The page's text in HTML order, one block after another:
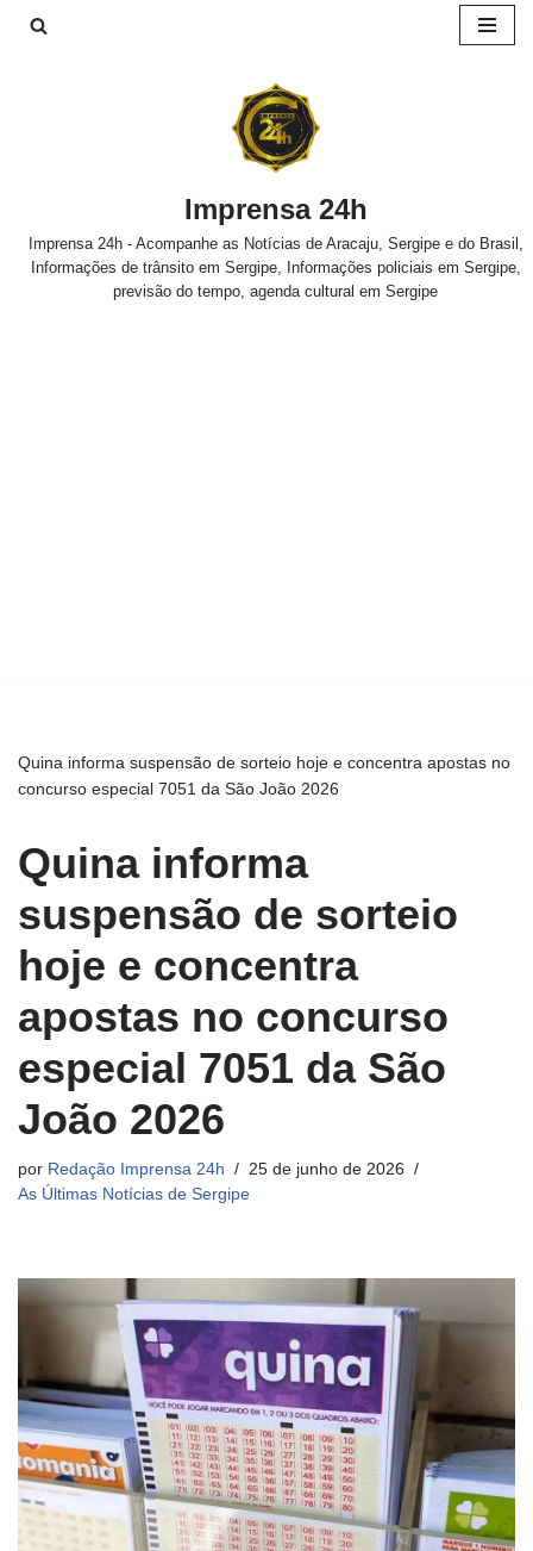
Imprensa 24h
Imprensa 24h - Acompanhe as Notícias de Aracaju, Sergipe e do Brasil,
Informações de trânsito em Sergipe, Informações policiais em Sergipe,
previsão do tempo, agenda cultural em Sergipe
Quina informa suspensão de sorteio hoje e concentra apostas no
concurso especial 7051 da São João 2026
Quina informa
suspensão de sorteio
hoje e concentra
apostas no concurso
especial 7051 da São
João 2026
por Redação Imprensa 24h
25 de junho de 2026
As Últimas Notícias de Sergipe